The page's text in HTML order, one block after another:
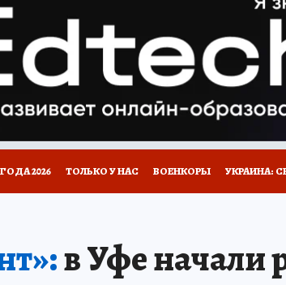
КОНКУРСЫ
2026 ТОЛЬКО У НАС ВОЕНКОРЫ УКРАИНА:
в Уфе начали